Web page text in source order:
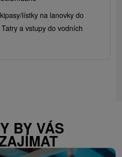
lístky na lanovky do
a vstupy do vodních
BY VÁS